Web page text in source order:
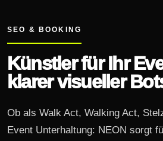
SEO & BOOKING
Künstler für Ihr
klarer visueller
Ob als Walk Act, Walking Act,
Event Unterhaltung: NEON sorgt